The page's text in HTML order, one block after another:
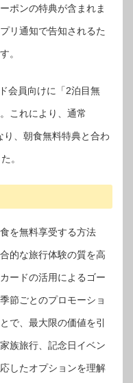
ポンの特典が含まれま
リ通知で告知されるた
。
会員向けに「2泊目無
これにより、通常
、朝食無料特典と合わ
。
を無料享受する方法
的な旅行体験の質を高
ードの活用によるゴー
節ごとのプロモーショ
で、最大限の価値を引
族旅行、記念日イベン
したオプションを理解